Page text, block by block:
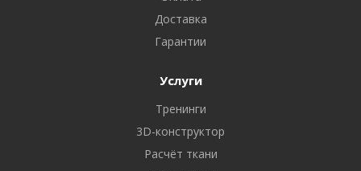
Доставка
Гарантии
Услуги
Тренинги
3D-конструктор
Расчёт ткани